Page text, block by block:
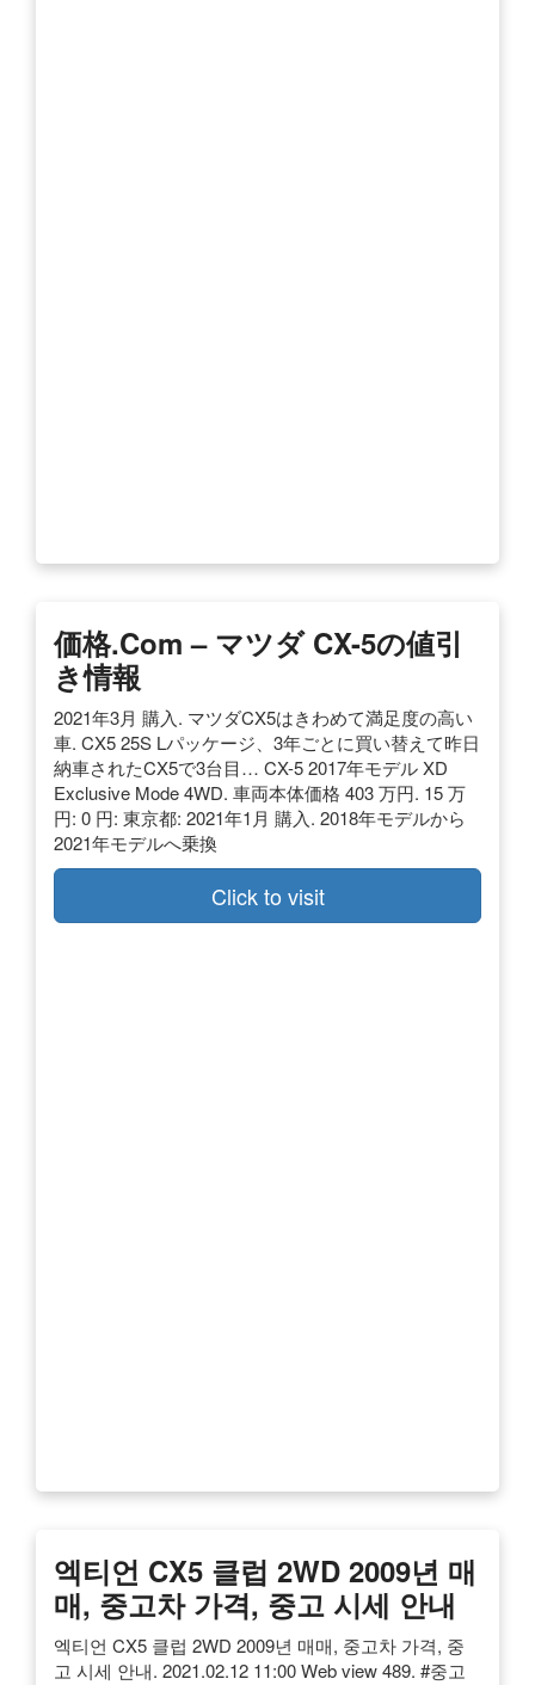
価格.com – マツダ CX-5の値引
き情報
2021年3月 購入. マツダCX5はきわめて満足度の高い
車. CX5 25S Lパッケージ、3年ごとに買い替えて昨日
納車されたCX5で3台目… CX-5 2017年モデル XD
Exclusive Mode 4WD. 車両本体価格 403 万円. 15 万
円: 0 円: 東京都: 2021年1月 購入. 2018年モデルから
2021年モデルへ乗換
Click to visit
엑티언 CX5 클럽 2WD 2009년 매
매, 중고차 가격, 중고 시세 안내
엑티언 CX5 클럽 2WD 2009년 매매, 중고차 가격, 중
고 시세 안내. 2021.02.12 11:00 Web view 489. #중고